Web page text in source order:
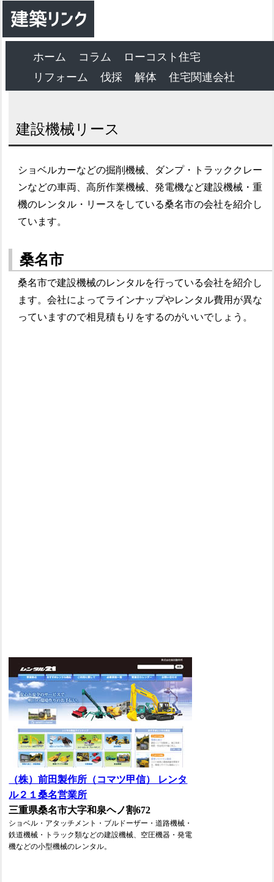
ホーム コラム
ローコスト住宅
リフォーム
伐採 解体 住宅関連会社
建設機械リース
ショベルカーなどの掘削機械、ダンプ・トラッククレー
ンなどの車両、高所作業機械、発電機など建設機械・重
機のレンタル・リースをしている桑名市の会社を紹介し
ています。
桑名市
桑名市で建設機械のレンタルを行っている会社を紹介し
ます。会社によってラインナップやレンタル費用が異な
っていますので相見積もりをするのがいいでしょう。
（株）前田製作所（コマツ甲信） レンタ
ル２１桑名営業所
三重県桑名市大字和泉ヘノ割672
ショベル・アタッチメント・ブルドーザー・道路機械・
鉄道機械・トラック類などの建設機械、空圧機器・発電
機などの小型機械のレンタル。